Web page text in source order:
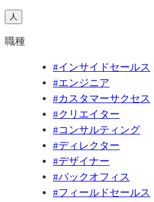
人
職種
#インサイドセールス
#エンジニア
#カスタマーサクセス
#クリエイター
#コンサルティング
#ディレクター
#デザイナー
#バックオフィス
#フィールドセールス